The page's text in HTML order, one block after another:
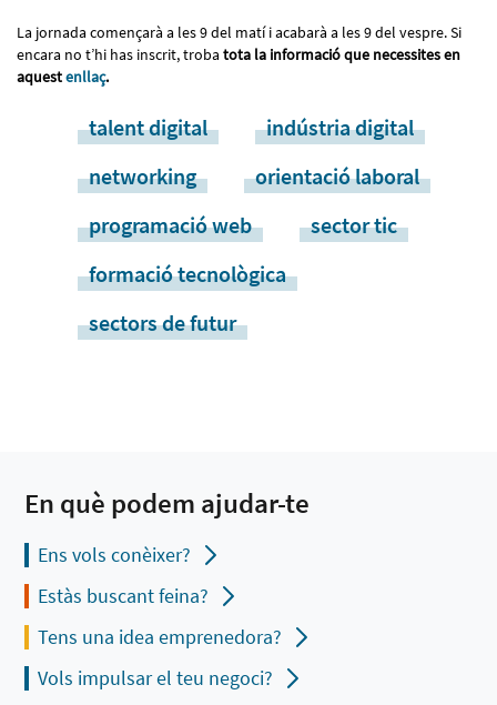
La jornada començarà a les 9 del matí i acabarà a les 9 del vespre. Si
encara no t’hi has inscrit, troba tota la informació que necessites en
aquestenllaç.
talent digital
indústria digital
networking
orientació laboral
programació web
sector tic
formació tecnològica
sectors de futur
En què podem ajudar-te
Ens vols conèixer?
Estàs buscant feina?
Tens una idea emprenedora?
Vols impulsar el teu negoci?